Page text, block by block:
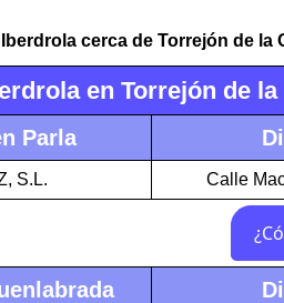
cerca de Torrejón de la
en Torrejón de
Parla
S.L. Calle